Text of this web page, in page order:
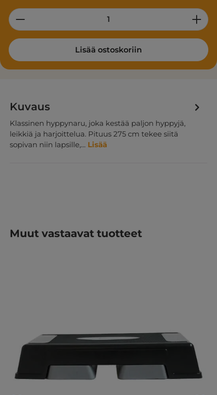
Product Quantity: Enter the desired
Lisää ostoskoriin
Kuvaus
Klassinen hyppynaru, joka kestää paljon hyppyjä,
leikkiä ja harjoittelua. Pituus 275 cm tekee siitä
sopivan niin lapsille,… Lisää
Ohita tuotegalleria
Muut vastaavat tuotteet